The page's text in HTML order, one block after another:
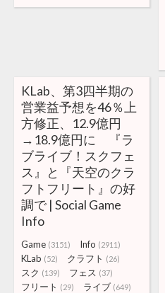
KLab、第3四半期の
営業益予想を46％上
方修正、12.9億円
→18.9億円に 『ラ
ブライブ！スクフェ
ス』と『天空のクラ
フトフリート』の好
調で | Social Game
Info
Game (3151) Info (2911)
KLab (52) クラフト (26)
スク (139) フェス (37)
フリート (29) ライブ (649)